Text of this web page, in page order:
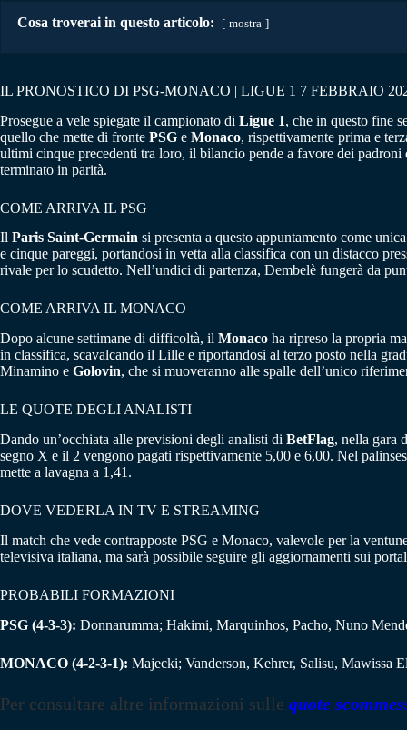
Cosa troverai in questo articolo: mostra
IL PRONOSTICO DI PSG-MONACO | LIGUE 1 7 FEBBRAIO
Prosegue a vele spiegate il campionato di Ligue 1, che in questo fine
quello che mette di fronte PSG e Monaco, rispettivamente prima e
ultimi cinque precedenti tra loro, il bilancio pende a favore dei
terminato in parità.
COME ARRIVA IL PSG
Il Paris Saint-Germain si presenta a questo appuntamento come
e cinque pareggi, portandosi in vetta alla classifica con un distacco
rivale per lo scudetto. Nell’undici di partenza, Dembelè fungerà da
COME ARRIVA IL MONACO
Dopo alcune settimane di difficoltà, il Monaco ha ripreso la propria
in classifica, scavalcando il Lille e riportandosi al terzo posto nella
Minamino e Golovin, che si muoveranno alle spalle dell’unico
LE QUOTE DEGLI ANALISTI
Dando un’occhiata alle previsioni degli analisti di BetFlag, nella gara
segno X e il 2 vengono pagati rispettivamente 5,00 e 6,00. Nel
mette a lavagna a 1,41.
DOVE VEDERLA IN TV E STREAMING
Il match che vede contrapposte PSG e Monaco, valevole per la
televisiva italiana, ma sarà possibile seguire gli aggiornamenti sui
PROBABILI FORMAZIONI
PSG (4-3-3): Donnarumma; Hakimi, Marquinhos, Pacho, Nuno
MONACO (4-2-3-1): Majecki; Vanderson, Kehrer, Salisu, Mawissa
Per consultare altre informazioni sulle quote